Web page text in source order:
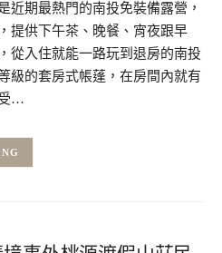
近期最熱門的南投免裝備露營，
提供下午茶、晚餐、宵夜跟早
從入住就能一路玩到退房的南投
級的套房式帳蓬，在房間內就有
…